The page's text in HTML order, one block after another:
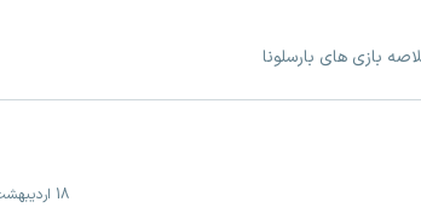
بازی های بارسلونا
18 اردیبهشت